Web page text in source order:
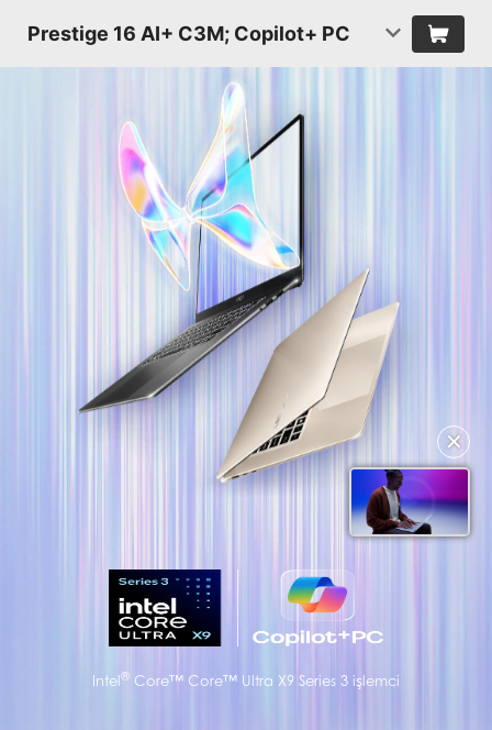
Prestige 16 AI+ C3M; Copilot+ PC
✕
Intel ® Core™ Core™ Ultra X9 Series 3 işlemci